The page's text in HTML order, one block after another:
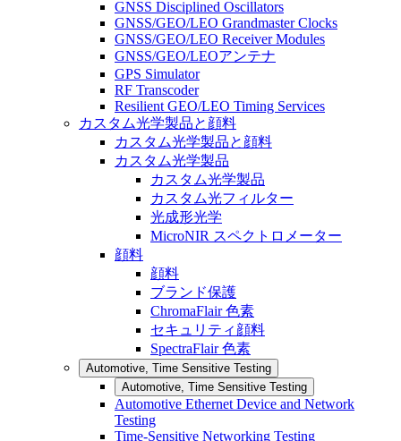
GNSS Disciplined Oscillators
GNSS/GEO/LEO Grandmaster Clocks
GNSS/GEO/LEO Receiver Modules
GNSS/GEO/LEOアンテナ
GPS Simulator
RF Transcoder
Resilient GEO/LEO Timing Services
カスタム光学製品と顔料
カスタム光学製品と顔料
カスタム光学製品
カスタム光学製品
カスタム光フィルター
光成形光学
MicroNIR スペクトロメーター
顔料
顔料
ブランド保護
ChromaFlair 色素
セキュリティ顔料
SpectraFlair 色素
Automotive, Time Sensitive Testing
Automotive, Time Sensitive Testing
Automotive Ethernet Device and Network
Testing
Time-Sensitive Networking Testing